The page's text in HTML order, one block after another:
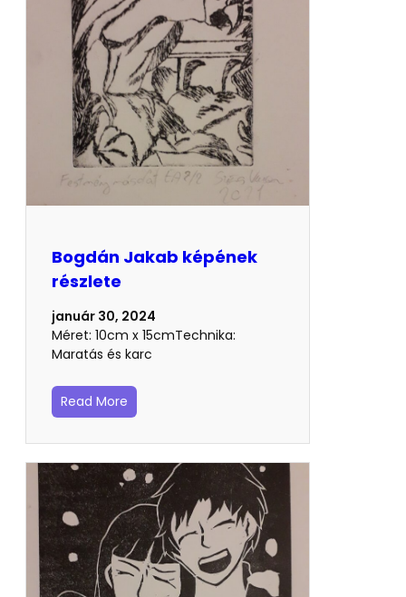
Bogdán Jakab képének
részlete
január 30, 2024
Méret: 10cm x 15cmTechnika:
Maratás és karc
Read More